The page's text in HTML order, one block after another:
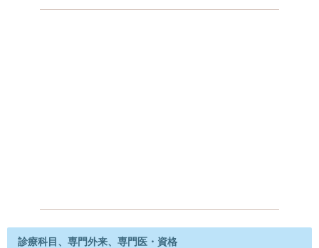
診療科目、専門外来、専門医・資格